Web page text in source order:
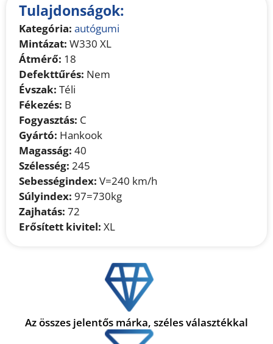
Tulajdonságok:
Kategória: autógumi
Mintázat: W330 XL
Átmérő: 18
Defekttűrés: Nem
Évszak: Téli
Fékezés: B
Fogyasztás: C
Gyártó: Hankook
Magasság: 40
Szélesség: 245
Sebességindex: V=240 km/h
Súlyindex: 97=730kg
Zajhatás: 72
Erősített kivitel: XL
Az összes jelentős márka, széles választékkal